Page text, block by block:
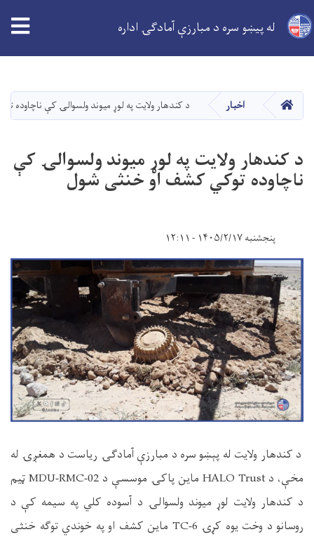
دانګل
له پیښو سره د مبارزې آمادګۍ اداره
کور اخبار د کندهار ولايت په لوړ ميوند ولسوالۍ کې
د کندهار ولايت په لوړ ميوند ولسوالۍ کې
ناچاوده توکي کشف او خنثی شول
پنجشنبه ۱۴۰۵/۲/۱۷ - ۱۲:۱۱
د کندهار ولایت له پېښو سره د مبارزې آمادګۍ ریاست د همغږۍ له
مخې، د HALO Trust ماین پاکۍ موسسې د MDU-RMC-02 ټیم
د کندهار ولايت لوړ ميوند ولسوالۍ د آسوده کلي په سیمه کې د
روسانو د وخت یوه کړۍ TC-6 ماين کشف او په خوندي توګه خنثی